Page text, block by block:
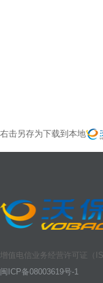
右击另存为下载到本地
增值电信业务经营许可证（
闽ICP备08003619号-1